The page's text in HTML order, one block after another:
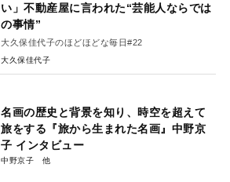
い」不動産屋に言われた“芸能人ならでは
の事情”
大久保佳代子のほどほどな毎日#22
大久保佳代子
名画の歴史と背景を知り、時空を超えて
旅をする『旅から生まれた名画』中野京
子 インタビュー
中野京子